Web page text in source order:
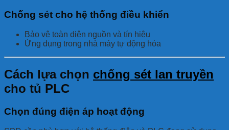
Chống sét cho hệ thống điều khiển
Bảo vệ toàn diện nguồn và tín hiệu
Ứng dụng trong nhà máy tự động hóa
Cách lựa chọn chống sét lan truyền
cho tủ PLC
Chọn đúng điện áp hoạt động